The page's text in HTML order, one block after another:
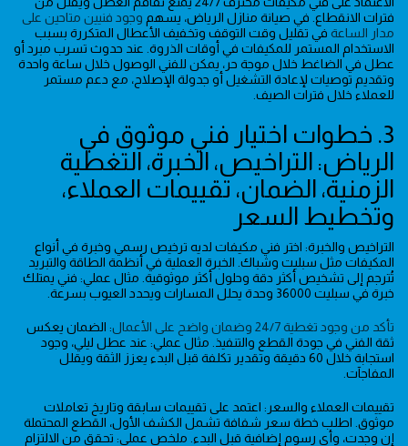
فترات الانقطاع. في صيانة منازل الرياض، يسهم وجود فنيين متاحين على
مدار الساعة في تقليل وقت التوقف وتخفيف الأعطال المتكررة بسبب
الاستخدام المستمر للمكيفات في أوقات الذروة. عند حدوث تسرب مبرد أو
عطل في الضاغط خلال موجة حر، يمكن للفني الوصول خلال ساعة واحدة
وتقديم توصيات لإعادة التشغيل أو جدولة الإصلاح، مع دعم مستمر
للعملاء خلال فترات الصيف.
3. خطوات اختيار فني موثوق في
الرياض: التراخيص، الخبرة، التغطية
الزمنية، الضمان، تقييمات العملاء،
وتخطيط السعر
التراخيص والخبرة: اختر فني مكيفات لديه ترخيص رسمي وخبرة في أنواع
المكيفات مثل سبليت وشباك. الخبرة العملية في أنظمة الطاقة والتبريد
تُترجم إلى تشخيص أكثر دقة وحلول أكثر موثوقية. مثال عملي: فني يمتلك
خبرة في سبليت 36000 وحدة يحلل المسارات ويحدد العيوب بسرعة.
تأكد من وجود تغطية 24/7 وضمان واضح على الأعمال
: الضمان يعكس
ثقة الفني في جودة القطع والتنفيذ. مثال عملي: عند عطل ليلي، وجود
استجابة خلال 60 دقيقة وتقدير تكلفة قبل البدء يعزز الثقة ويقلل
المفاجآت.
تقييمات العملاء والسعر: اعتمد على تقييمات سابقة وتاريخ تعاملات
موثوق. اطلب خطة سعر شفافة تشمل الكشف الأول، القطع المحتملة
إن وجدت، وأي رسوم إضافية قبل البدء. ملخص عملي: تحقق من الالتزام